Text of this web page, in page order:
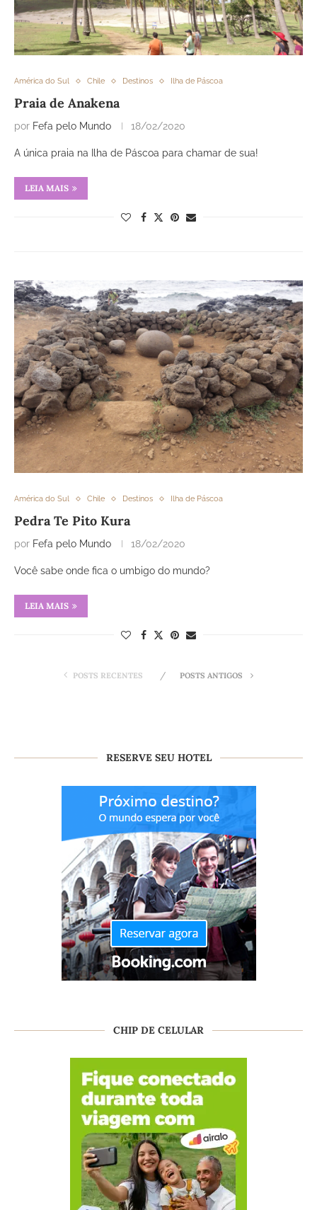
América do Sul Chile Destinos Ilha de Páscoa
Praia de Anakena
por Fefa pelo Mundo 18/02/2020
A única praia na Ilha de Páscoa para chamar de sua!
LEIA MAIS
América do Sul Chile Destinos Ilha de Páscoa
Pedra Te Pito Kura
por Fefa pelo Mundo 18/02/2020
Você sabe onde fica o umbigo do mundo?
LEIA MAIS
POSTS RECENTES POSTS ANTIGOS
RESERVE SEU HOTEL
CHIP DE CELULAR